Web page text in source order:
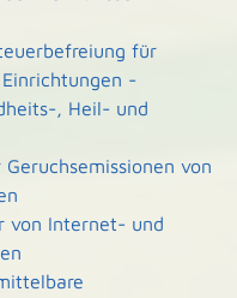
für
-
, Heil- und
von
von Internet- und